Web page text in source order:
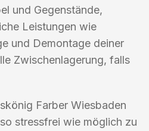
und Gegenstände,
Leistungen wie
und Demontage deiner
Zwischenlagerung, falls
Farber Wiesbaden
stressfrei wie möglich zu